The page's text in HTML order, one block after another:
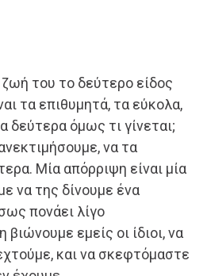
του το δεύτερο είδος
τα επιθυμητά, τα εύκολα,
δεύτερα όμως τι γίνεται;
να τα
Μία απόρριψη είναι μία
να της δίνουμε ένα
πονάει λίγο
εμείς οι ίδιοι, να
και να σκεφτόμαστε